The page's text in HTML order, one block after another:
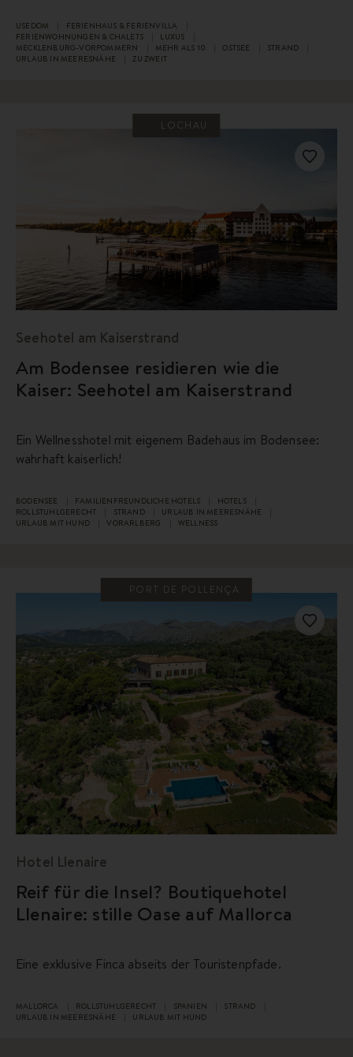
USEDOM
FERIENHAUS & FERIENVILLA
FERIENWOHNUNGEN & CHALETS
LUXUS
MECKLENBURG-VORPOMMERN
MEHR ALS 10 OSTSEE
STRAND
URLAUB IN MEERESNÄHE
ZU ZWEIT
LOCHAU
Seehotel am Kaiserstrand
Am Bodensee residieren wie die
Kaiser: Seehotel am Kaiserstrand
Ein Wellnesshotel mit eigenem Badehaus im Bodensee:
wahrhaft kaiserlich!
BODENSEE FAMILIENFREUNDLICHE HOTELS
HOTELS
ROLLSTUHLGERECHT
STRAND
URLAUB IN MEERESNÄHE
URLAUB MIT HUND
VORARLBERG WELLNESS
PORT DE POLLENÇA
Hotel Llenaire
Reif für die Insel? Boutiquehotel
Llenaire: stille Oase auf Mallorca
Eine exklusive Finca abseits der Touristenpfade.
MALLORCA ROLLSTUHLGERECHT SPANIEN
STRAND
URLAUB IN MEERESNÄHE
URLAUB MIT HUND